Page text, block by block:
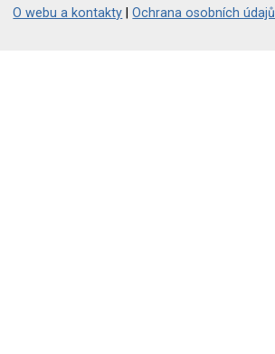
O webu a kontakty |Ochrana osobních údajů